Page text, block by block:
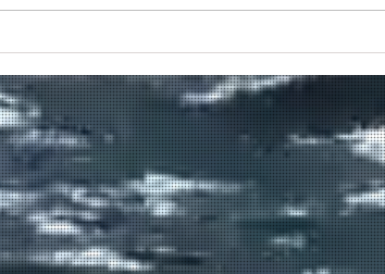
μεταφοράς μεταναστών από τη
Σούδα